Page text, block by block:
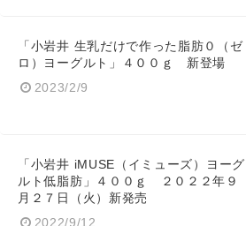
「小岩井 生乳だけで作った脂肪０（ゼ
ロ）ヨーグルト」４００ｇ 新登場
2023/2/9
「小岩井 iMUSE（イミューズ）ヨーグ
ルト低脂肪」４００ｇ ２０２２年９
月２７日（火）新発売
2022/9/12